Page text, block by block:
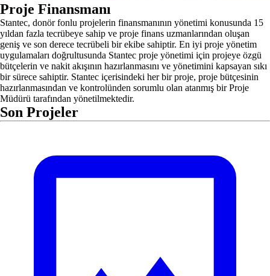
Proje Finansmanı
Stantec, donör fonlu projelerin finansmanının yönetimi konusunda 15
yıldan fazla tecrübeye sahip ve proje finans uzmanlarından oluşan
geniş ve son derece tecrübeli bir ekibe sahiptir. En iyi proje yönetim
uygulamaları doğrultusunda Stantec proje yönetimi için projeye özgü
bütçelerin ve nakit akışının hazırlanmasını ve yönetimini kapsayan sıkı
bir sürece sahiptir. Stantec içerisindeki her bir proje, proje bütçesinin
hazırlanmasından ve kontrolünden sorumlu olan atanmış bir Proje
Müdürü tarafından yönetilmektedir.
Son Projeler